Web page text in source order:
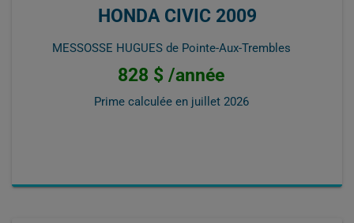
HONDA CIVIC 2009
MESSOSSE HUGUES de Pointe-Aux-Trembles
828 $ /année
Prime calculée en juillet 2026